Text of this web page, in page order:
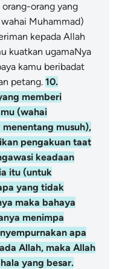
orang-orang yang
Muhammad)
kepada Allah
kuatkan ugamaNya
kamu beribadat
petang. 10.
memberi
(wahai
menentang musuh),
pengakuan taat
keadaan
itu (untuk
yang tidak
maka bahaya
menimpa
apa
Allah, maka Allah
yang besar.